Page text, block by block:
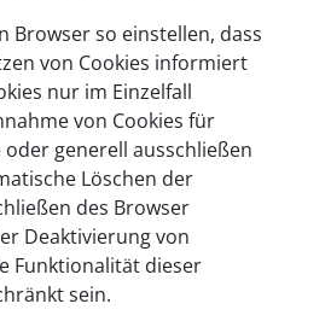
Browser so einstellen, dass
von Cookies informiert
nur im Einzelfall
von Cookies für
generell ausschließen
Löschen der
des Browser
Deaktivierung von
Funktionalität dieser
sein.